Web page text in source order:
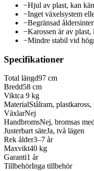
−Hjul av plast, kan
−Inget växelsystem
−Begränsad
−Karossen är av plast,
−Mindre stabil vid
Specifikationer
Total längd97 cm
Bredd58 cm
Viktca 9 kg
MaterialStålram,
VäxlarNej
HandbromsNej, bromsas
Justerbart säteJa, två lägen
Rek ålder3–7 år
Maxvikt40 kg
Garanti1 år
TillbehörInga tillbehör